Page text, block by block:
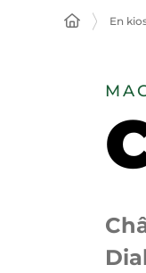
En